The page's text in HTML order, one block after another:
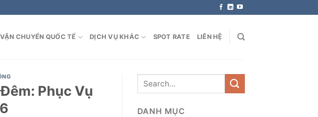
VẬN CHUYỂN QUỐC TẾ DỊCH VỤ KHÁC SPOT RATE LIÊN HỆ
Phục Vụ
DANH MỤC